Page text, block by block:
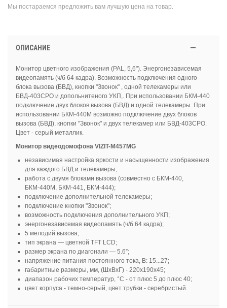
Мы постараемся предложить вам лучшую цена на товар.
ОПИСАНИЕ
Монитор цветного изображения (PAL, 5,6"). Энергонезависемая
видеопамять (ч/б 64 кадра). Возможность подключения одного
блока вызова (БВД), кнопки "Звонок" , одной телекамеры или
БВД-403СРО и допольнитеного УКП,. При использовании БКМ-440
подключение двух блоков вызова (БВД) и одной телекамеры. При
использовании БКМ-440М возможно подключение двух блоков
вызова (БВД), кнопки "Звонок" и двух телекамер или БВД-403СРО.
Цвет - серый металлик.
Монитор видеодомофона VIZIT-M457МG
независимая настройка яркости и насыщенности изображения
для каждого БВД и телекамеры;
работа с двумя блоками вызова (совместно с БКМ-440,
БКМ-440М, БКМ-441, БКМ-444);
подключение дополнительной телекамеры;
подключение кнопки "Звонок";
возможность подключения дополнительного УКП;
энергонезависемая видеопамять (ч/б 64 кадра);
5 мелодий вызова;
тип экрана — цветной TFT LCD;
размер экрана по диагонали — 5.6”;
напряжение питания постоянного тока, В: 15...27;
габаритные размеры, мм, (ШхВхГ) - 220х190х45;
диапазон рабочих температур, °С - от плюс 5 до плюс 40;
цвет корпуса - темно-серый, цвет трубки - серебристый.